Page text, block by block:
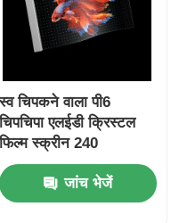
स्व चिपकने वाला पी6
चिपचिपा एलईडी क्रिस्टल
फिल्म स्क्रीन 240
मिमीx1000 मिमी आसान
स्थापित पारदर्शी डिस्प्ले पैनल
जांच भेजें